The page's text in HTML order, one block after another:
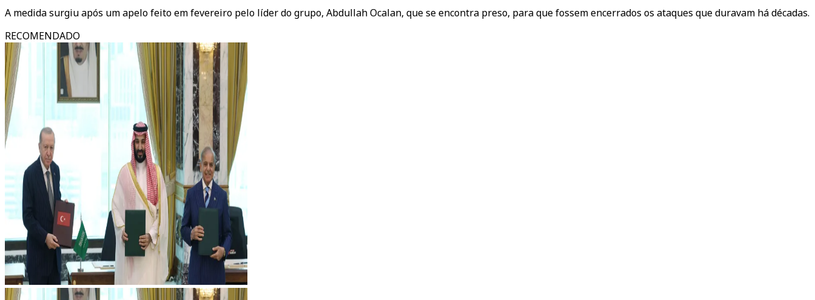
A medida surgiu após um apelo feito em fevereiro pelo líder do grupo, Abdullah Ocalan, que se encontra preso, para que fossem encerrados os ataques que duravam há décadas.
RECOMENDADO